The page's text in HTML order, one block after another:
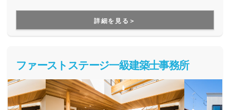
はぴったりの建築会社です。詳細を見る＞
ファーストステージ一級建築士事務所